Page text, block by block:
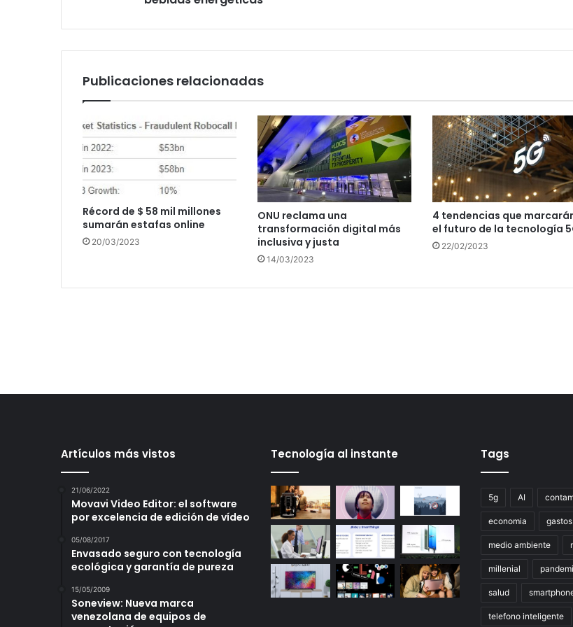
Publicaciones relacionadas
Récord de $ 58 mil millones
sumarán estafas online
20/03/2023
ONU reclama una
transformación digital más
inclusiva y justa
14/03/2023
4 tendencias que
el futuro de la tecnología
22/02/2023
Artículos más vistos
21/06/2022
Movavi Video Editor: el software
por excelencia de edición de vídeo
05/08/2017
Envasado seguro con tecnología
ecológica y garantía de pureza
15/05/2009
Soneview: Nueva marca
venezolana de equipos de
Tecnología al instante Tags
5g AI
economia gastos
medio ambiente
millenial
salud
telefono inteligente